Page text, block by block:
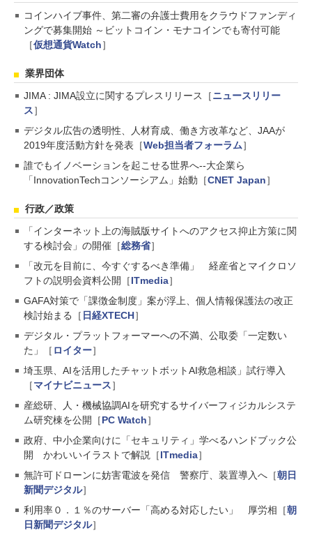
コインハイブ事件、第二審の弁護士費用をクラウドファンディ
ングで募集開始 ～ビットコイン・モナコインでも寄付可能
［仮想通貨Watch］
業界団体
JIMA : JIMA設立に関するプレスリリース［ニュースリリー
ス］
デジタル広告の透明性、人材育成、働き方改革など、JAAが
2019年度活動方針を発表［Web担当者フォーラム］
誰でもイノベーションを起こせる世界へ--大企業ら
「InnovationTechコンソーシアム」始動［CNET Japan］
行政／政策
「インターネット上の海賊版サイトへのアクセス抑止方策に関
する検討会」の開催［総務省］
「改元を目前に、今すぐするべき準備」 経産省とマイクロソ
フトの説明会資料公開［ITmedia］
GAFA対策で「課徴金制度」案が浮上、個人情報保護法の改正
検討始まる［ 日経XTECH］
デジタル・プラットフォーマーへの不満、公取委「一定数い
た」［ ロイター］
埼玉県、AIを活用したチャットボットAI救急相談」試行導入
［マイナビニュース］
産総研、人・機械協調AIを研究するサイバーフィジカルシステ
ム研究棟を公開［PC Watch］
政府、中小企業向けに「セキュリティ」学べるハンドブック公
開 かわいいイラストで解説［ITmedia］
無許可ドローンに妨害電波を発信 警察庁、装置導入へ［朝日
新聞デジタル］
利用率０．１％のサーバー「高める対応したい」 厚労相［朝
日新聞デジタル］